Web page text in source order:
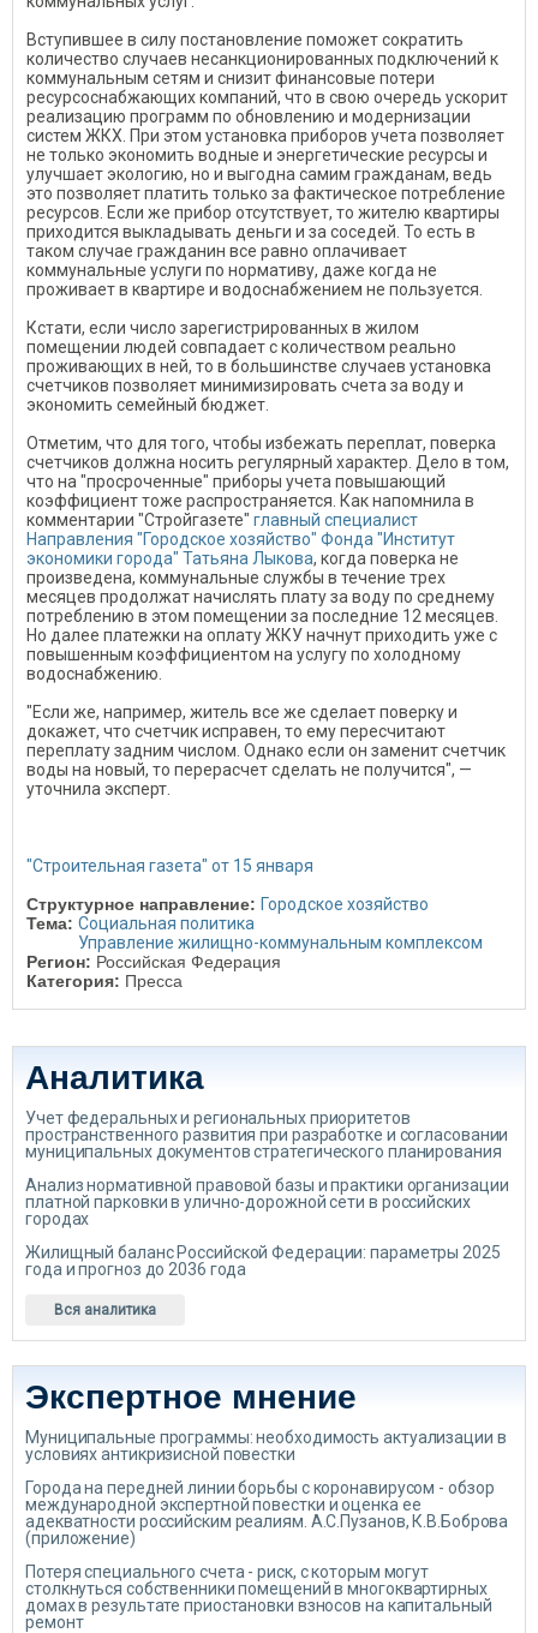
Вступившее в силу постановление поможет сократить
количество случаев несанкционированных подключений к
коммунальным сетям и снизит финансовые потери
ресурсоснабжающих компаний, что в свою очередь ускорит
реализацию программ по обновлению и модернизации
систем ЖКХ. При этом установка приборов учета позволяет
не только экономить водные и энергетические ресурсы и
улучшает экологию, но и выгодна самим гражданам, ведь
это позволяет платить только за фактическое потребление
ресурсов. Если же прибор отсутствует, то жителю квартиры
приходится выкладывать деньги и за соседей. То есть в
таком случае гражданин все равно оплачивает
коммунальные услуги по нормативу, даже когда не
проживает в квартире и водоснабжением не пользуется.
Кстати, если число зарегистрированных в жилом
помещении людей совпадает с количеством реально
проживающих в ней, то в большинстве случаев установка
счетчиков позволяет минимизировать счета за воду и
экономить семейный бюджет.
Отметим, что для того, чтобы избежать переплат, поверка
счетчиков должна носить регулярный характер. Дело в том,
что на "просроченные" приборы учета повышающий
коэффициент тоже распространяется. Как напомнила в
комментарии "Стройгазете" главный специалист
Направления "Городское хозяйство" Фонда "Институт
экономики города" Татьяна Лыкова, когда поверка не
произведена, коммунальные службы в течение трех
месяцев продолжат начислять плату за воду по среднему
потреблению в этом помещении за последние 12 месяцев.
Но далее платежки на оплату ЖКУ начнут приходить уже с
повышенным коэффициентом на услугу по холодному
водоснабжению.
"Если же, например, житель все же сделает поверку и
докажет, что счетчик исправен, то ему пересчитают
переплату задним числом. Однако если он заменит счетчик
воды на новый, то перерасчет сделать не получится", —
уточнила эксперт.
"Строительная газета" от 15 января
Структурное направление: Городское хозяйство
Тема: Социальная политика
Управление жилищно-коммунальным комплексом
Регион: Российская Федерация
Категория: Пресса
Аналитика
Учет федеральных и региональных приоритетов
пространственного развития при разработке и согласовании
муниципальных документов стратегического планирования
Анализ нормативной правовой базы и практики организации
платной парковки в улично-дорожной сети в российских
городах
Жилищный баланс Российской Федерации: параметры 2025
года и прогноз до 2036 года
Вся аналитика
Экспертное мнение
Муниципальные программы: необходимость актуализации в
условиях антикризисной повестки
Города на передней линии борьбы с коронавирусом - обзор
международной экспертной повестки и оценка ее
адекватности российским реалиям. А.С.Пузанов, К.В.Боброва
(приложение)
Потеря специального счета - риск, с которым могут
столкнуться собственники помещений в многоквартирных
домах в результате приостановки взносов на капитальный
ремонт